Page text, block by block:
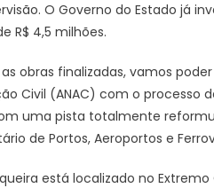
O Governo do Estado já
R$ 4,5 milhões.
obras finalizadas, vamos
Civil (ANAC) com o
uma pista totalmente
de Portos, Aeroportos e
está localizado no